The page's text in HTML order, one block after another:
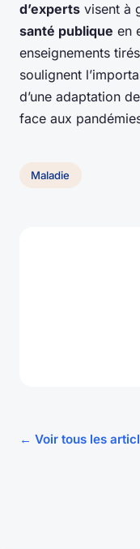
d’experts visent à
santé publique en
enseignements
soulignent
d’une adaptation
face aux
Maladie
← Voir tous les